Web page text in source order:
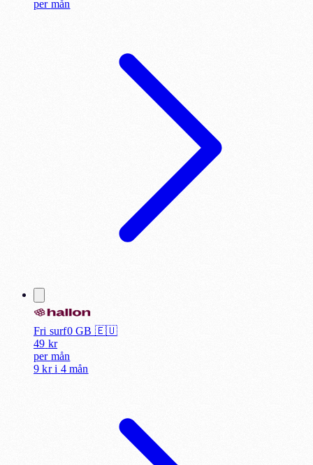
per mån
Fri surf0GB 🇪🇺
49 kr
per mån
9 kr i 4 mån